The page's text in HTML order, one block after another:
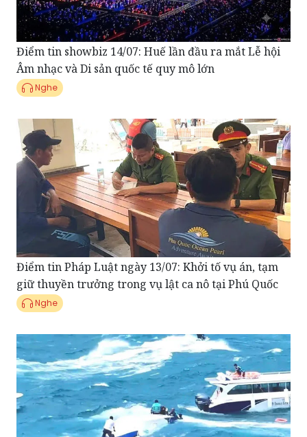
Điểm tin showbiz 14/07: Huế lần đầu ra mắt Lễ hội
Âm nhạc và Di sản quốc tế quy mô lớn
Nghe
Điểm tin Pháp Luật ngày 13/07: Khởi tố vụ án, tạm
giữ thuyền trưởng trong vụ lật ca nô tại Phú Quốc
Nghe